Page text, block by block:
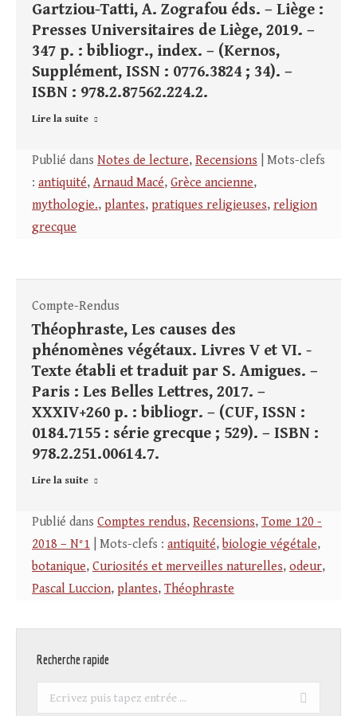
Gartziou-Tatti, A. Zografou éds. – Liège :
Presses Universitaires de Liège, 2019. –
347 p. : bibliogr., index. – (Kernos,
Supplément, ISSN : 0776.3824 ; 34). –
ISBN : 978.2.87562.224.2.
Lire la suite
Publié dans Notes de lecture, Recensions | Mots-clefs
: antiquité, Arnaud Macé, Grèce ancienne,
mythologie., plantes, pratiques religieuses, religion
grecque
Compte-Rendus
Théophraste, Les causes des
phénomènes végétaux. Livres V et VI. -
Texte établi et traduit par S. Amigues. –
Paris : Les Belles Lettres, 2017. –
XXXIV+260 p. : bibliogr. – (CUF, ISSN :
0184.7155 : série grecque ; 529). – ISBN :
978.2.251.00614.7.
Lire la suite
Publié dans Comptes rendus, Recensions, Tome 120 -
2018 – N°1 | Mots-clefs : antiquité, biologie végétale,
botanique, Curiosités et merveilles naturelles, odeur,
Pascal Luccion, plantes, Théophraste
Recherche rapide
Recherche